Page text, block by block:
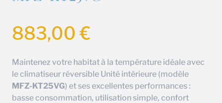
883,00€
Maintenez votre habitat à la température idéale avec
le climatiseur réversible Unité intérieure (modèle
MFZ-KT25VG) et ses excellentes performances :
basse consommation, utilisation simple, confort